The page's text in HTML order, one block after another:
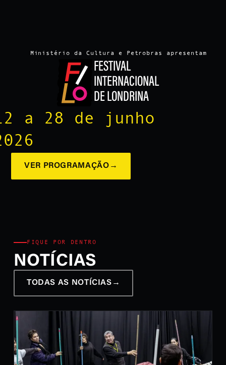
Ministério da Cultura e Petrobras apresentam
FESTIVAL
INTERNACIONAL
DE LONDRINA
a 28 de junho
VER PROGRAMAÇÃO →
FIQUE POR DENTRO
NOTÍCIAS
TODAS AS NOTÍCIAS →